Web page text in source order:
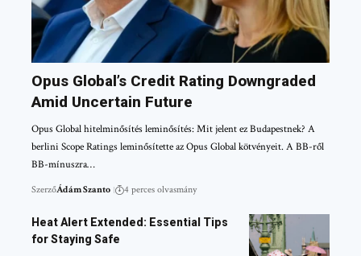
Opus Global’s Credit Rating Downgraded
Amid Uncertain Future
Opus Global hitelminősítés leminősítés: Mit jelent ez Budapestnek? A
berlini Scope Ratings leminősítette az Opus Global kötvényeit. A BB-ről
BB-mínuszra…
SzerzőÁdám Szanto 4 perces olvasmány
Heat Alert Extended: Essential Tips
for Staying Safe